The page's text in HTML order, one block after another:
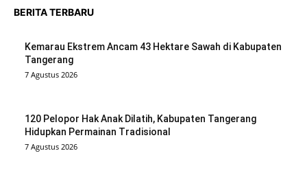
BERITA TERBARU
Kemarau Ekstrem Ancam 43 Hektare Sawah di Kabupaten
Tangerang
7 Agustus 2026
120 Pelopor Hak Anak Dilatih, Kabupaten Tangerang
Hidupkan Permainan Tradisional
7 Agustus 2026